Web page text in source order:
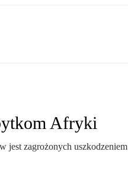
Afryki
zagrożonych